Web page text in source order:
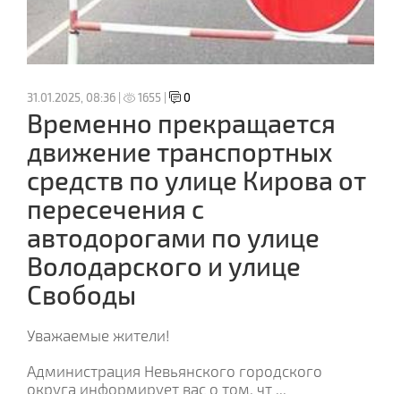
31.01.2025, 08:36 | 1655 | 0
Временно прекращается
движение транспортных
средств по улице Кирова от
пересечения с
автодорогами по улице
Володарского и улице
Свободы
Уважаемые жители!
Администрация Невьянского городского
округа информирует вас о том, чт ...